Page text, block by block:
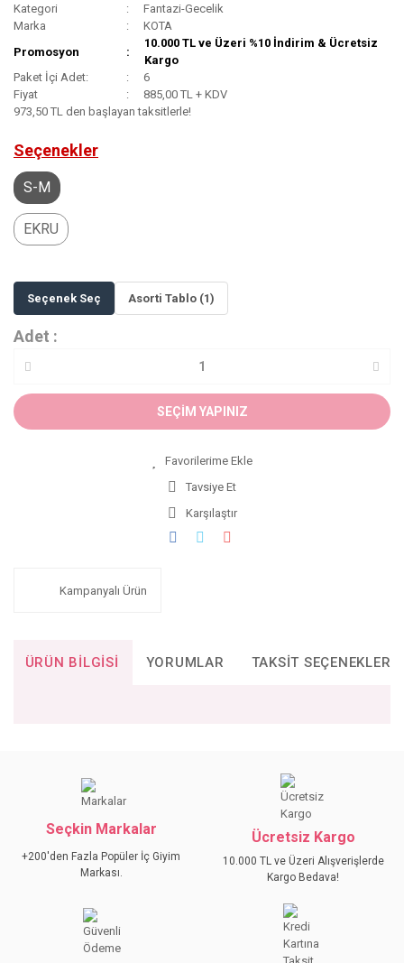
Kategori
Fantazi-Gecelik
Marka
KOTA
Promosyon
10.000 TL ve Üzeri %10 İndirim & Ücretsiz
Kargo
Paket İçi Adet:
6
Fiyat
885,00 TL + KDV
973,50 TL den başlayan taksitlerle!
Seçenekler
S-M
EKRU
Seçenek Seç Asorti Tablo (1)
Adet :
SEÇİM YAPINIZ
Tavsiye Et
Karşılaştır
Kampanyalı Ürün
ÜRÜN BILGISI YORUMLAR TAKSIT SEÇENEKLERI
kullanarak tarafımıza iletebilirsiniz.
Görüş ve önerileriniz için teşekkür ederiz.
Ürün açıklamasında eksik bilgiler bulunuyor.
Ürün fiyatı diğer sitelerden daha pahalı.
Bu ürüne benzer farklı alternatifler olmalı.
Seçkin Markalar
+200'den Fazla Popüler İç Giyim
Markası.
Ücretsiz Kargo
10.000 TL ve Üzeri Alışverişlerde
Kargo Bedava!